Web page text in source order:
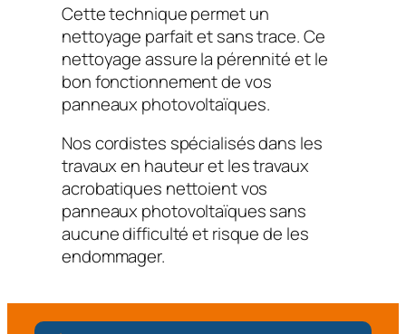
Cette technique permet un
nettoyage parfait et sans trace. Ce
nettoyage assure la pérennité et le
bon fonctionnement de vos
panneaux photovoltaïques.
Nos cordistes spécialisés dans les
travaux en hauteur et les travaux
acrobatiques nettoient vos
panneaux photovoltaïques sans
aucune difficulté et risque de les
endommager.